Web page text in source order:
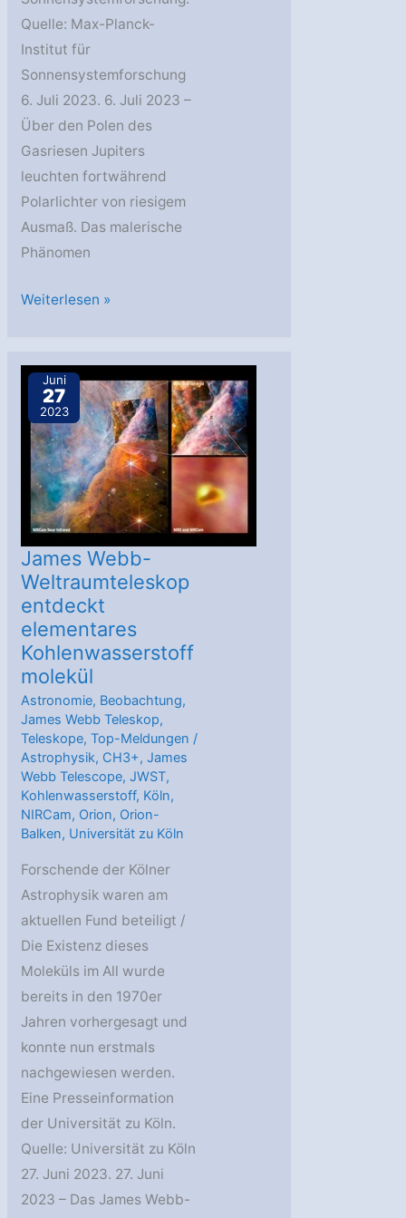
Quelle: Max-Planck-
Institut für
Sonnensystemforschung
6. Juli 2023. 6. Juli 2023 –
Über den Polen des
Gasriesen Jupiters
leuchten fortwährend
Polarlichter von riesigem
Ausmaß. Das malerische
Phänomen
MPS:
Polarlichter
beeinflussen
Stratosphärenchemie
Weiterlesen »
Juni
27
2023
James Webb-
Weltraumteleskop
entdeckt
elementares
Kohlenwasserstoff
molekül
Astronomie, Beobachtung,
James Webb Teleskop,
Teleskope,Top-Meldungen /
Astrophysik, CH3+,James
Webb Telescope,JWST,
Kohlenwasserstoff, Köln,
NIRCam, Orion, Orion-
Balken, Universität zu Köln
Forschende der Kölner
Astrophysik waren am
aktuellen Fund beteiligt /
Die Existenz dieses
Moleküls im All wurde
bereits in den 1970er
Jahren vorhergesagt und
konnte nun erstmals
nachgewiesen werden.
Eine Presseinformation
der Universität zu Köln.
Quelle: Universität zu Köln
27. Juni 2023. 27. Juni
2023 – Das James Webb-